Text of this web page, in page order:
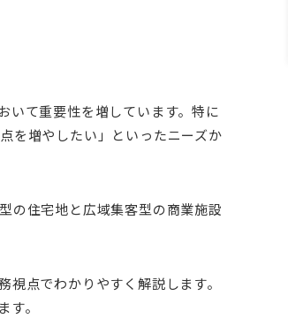
いて重要性を増しています。特に
を増やしたい」といったニーズか
の住宅地と広域集客型の商業施設
視点でわかりやすく解説します。
。